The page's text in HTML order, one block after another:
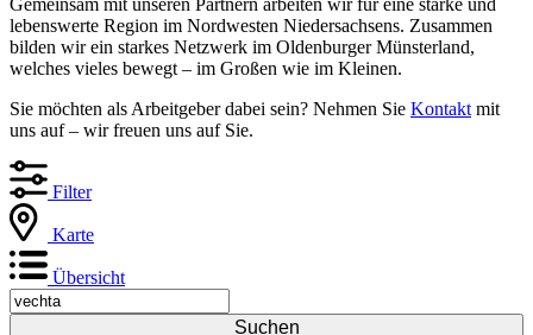
Gemeinsam mit unseren Partnern arbeiten wir für eine starke und
lebenswerte Region im Nordwesten Niedersachsens. Zusammen
bilden wir ein starkes Netzwerk im Oldenburger Münsterland,
welches vieles bewegt – im Großen wie im Kleinen.
Sie möchten als Arbeitgeber dabei sein? Nehmen Sie Kontakt mit
uns auf – wir freuen uns auf Sie.
Filter
Karte
Übersicht